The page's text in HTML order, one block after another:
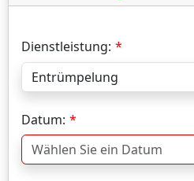
Dienstleistung:
Datum: